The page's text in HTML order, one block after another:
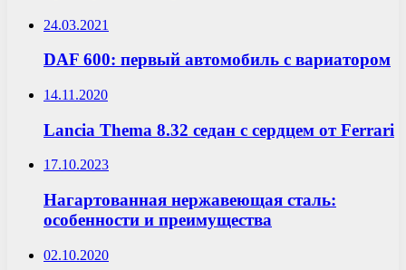
24.03.2021
DAF 600: первый автомобиль с вариатором
14.11.2020
Lancia Thema 8.32 седан с сердцем от Ferrari
17.10.2023
Нагартованная нержавеющая сталь:
особенности и преимущества
02.10.2020